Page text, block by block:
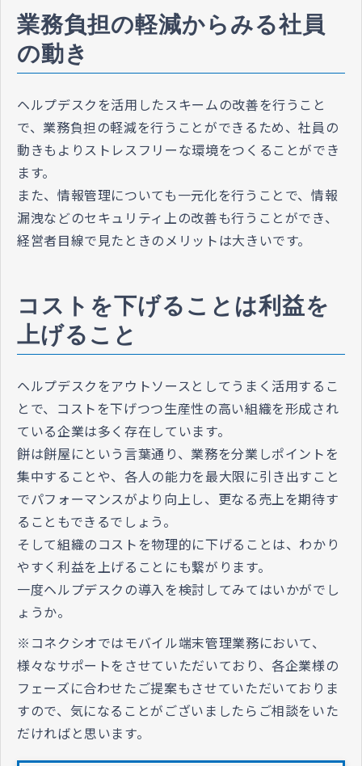
業務負担の軽減からみる社員
の動き
ヘルプデスクを活用したスキームの改善を行うこと
で、業務負担の軽減を行うことができるため、社員の
動きもよりストレスフリーな環境をつくることができ
ます。
また、情報管理についても一元化を行うことで、情報
漏洩などのセキュリティ上の改善も行うことができ、
経営者目線で見たときのメリットは大きいです。
コストを下げることは利益を
上げること
ヘルプデスクをアウトソースとしてうまく活用するこ
とで、コストを下げつつ生産性の高い組織を形成され
ている企業は多く存在しています。
餅は餅屋にという言葉通り、業務を分業しポイントを
集中することや、各人の能力を最大限に引き出すこと
でパフォーマンスがより向上し、更なる売上を期待す
ることもできるでしょう。
そして組織のコストを物理的に下げることは、わかり
やすく利益を上げることにも繋がります。
一度ヘルプデスクの導入を検討してみてはいかがでし
ょうか。
※コネクシオではモバイル端末管理業務において、
様々なサポートをさせていただいており、各企業様の
フェーズに合わせたご提案もさせていただいておりま
すので、気になることがございましたらご相談をいた
だければと思います。